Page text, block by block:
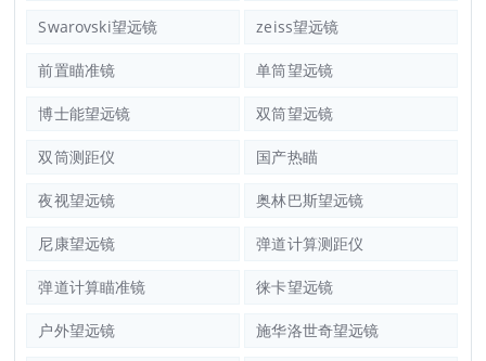
Swarovski望远镜 zeiss望远镜
前置瞄准镜 单筒望远镜
博士能望远镜 双筒望远镜
双筒测距仪 国产热瞄
夜视望远镜 奥林巴斯望远镜
尼康望远镜 弹道计算测距仪
弹道计算瞄准镜 徕卡望远镜
户外望远镜 施华洛世奇望远镜